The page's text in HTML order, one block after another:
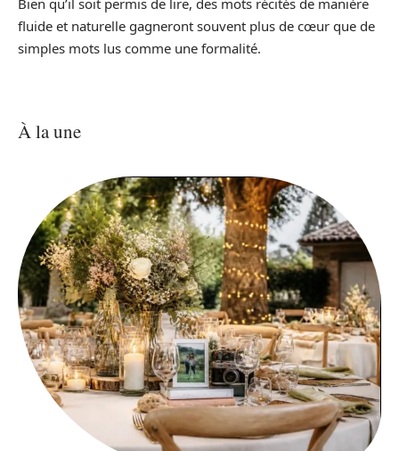
Bien qu’il soit permis de lire, des mots récités de manière
fluide et naturelle gagneront souvent plus de cœur que de
simples mots lus comme une formalité.
À la une